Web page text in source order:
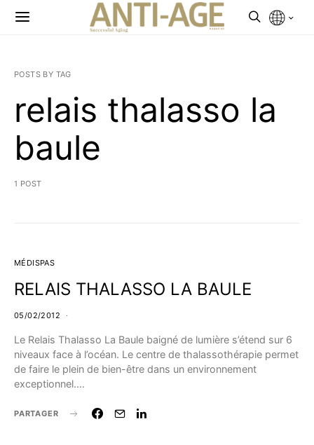
POSTS BY TAG
relais thalasso la
baule
1 POST
MÉDISPAS
RELAIS THALASSO LA BAULE
05/02/2012
Le Relais Thalasso La Baule baigné de lumière s’étend sur 6
niveaux face à l’océan. Le centre de thalassothérapie permet
de faire le plein de bien-être dans un environnement
exceptionnel.…
PARTAGER